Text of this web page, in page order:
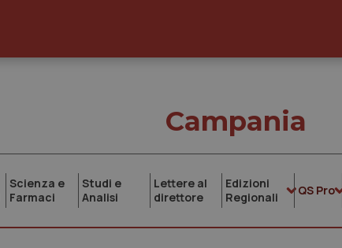
Campania
Scienza e
Farmaci
Studi e
Analisi
Lettere al
direttore
Edizioni
Regionali
QS Pro